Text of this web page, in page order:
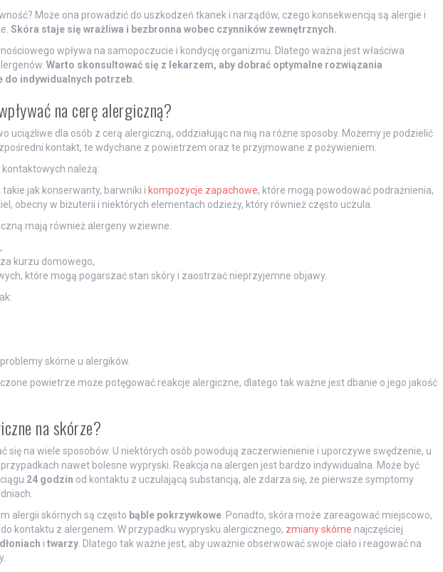
Może ona prowadzić do uszkodzeń tkanek i narządów, czego konsekwencją są alergie i
Skóra staje się wrażliwa i bezbronna wobec czynników zewnętrznych.
wpływa na samopoczucie i kondycję organizmu. Dlatego ważna jest właściwa
Warto skonsultować się z lekarzem, aby dobrać optymalne rozwiązania
do indywidualnych potrzeb.
na cerę alergiczną?
uciążliwe dla osób z cerą alergiczną, oddziałując na nią na różne sposoby. Możemy je podzielić
kontakt, te wdychane z powietrzem oraz te przyjmowane z pożywieniem.
należą:
jak konserwanty, barwniki i kompozycje zapachowe, które mogą powodować podrażnienia,
obecny w biżuterii i niektórych elementach odzieży, który również często uczula.
mają również alergeny wziewne:
kurzu domowego,
które mogą pogarszać stan skóry i zaostrzać nieprzyjemne objawy.
skórne u alergików.
powietrze może potęgować reakcje alergiczne, dlatego tak ważne jest dbanie o jego jakość
na skórze?
się na wiele sposobów. U niektórych osób powodują zaczerwienienie i uporczywe swędzenie, u
nawet bolesne wypryski. Reakcja na alergen jest bardzo indywidualna. Może być
24 godzin od kontaktu z uczulającą substancją, ale zdarza się, że pierwsze symptomy
alergii skórnych są często bąble pokrzywkowe. Ponadto, skóra może zareagować miejscowo,
kontaktu z alergenem. W przypadku wyprysku alergicznego, zmiany skórne najczęściej
dłoniach i twarzy. Dlatego tak ważne jest, aby uważnie obserwować swoje ciało i reagować na